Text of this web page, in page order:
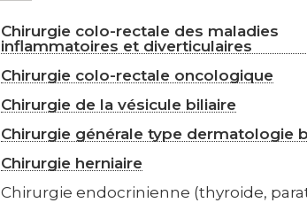
Chirurgie colo-rectale des maladies
inflammatoires et diverticulaires
Chirurgie colo-rectale oncologique
Chirurgie de la vésicule biliaire
Chirurgie générale type dermatologie
Chirurgie herniaire
Chirurgie endocrinienne (thyroide,